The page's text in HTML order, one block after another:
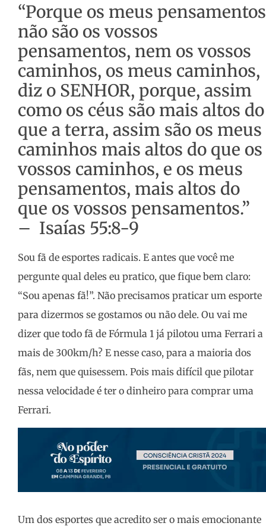
“Porque os meus pensamentos
não são os vossos
pensamentos, nem os vossos
caminhos, os meus caminhos,
diz o SENHOR, porque, assim
como os céus são mais altos do
que a terra, assim são os meus
caminhos mais altos do que os
vossos caminhos, e os meus
pensamentos, mais altos do
que os vossos pensamentos.”
– Isaías 55:8-9
Sou fã de esportes radicais. E antes que você me
pergunte qual deles eu pratico, que fique bem claro:
“Sou apenas fã!”. Não precisamos praticar um esporte
para dizermos se gostamos ou não dele. Ou vai me
dizer que todo fã de Fórmula 1 já pilotou uma Ferrari a
mais de 300km/h? E nesse caso, para a maioria dos
fãs, nem que quisessem. Pois mais difícil que pilotar
nessa velocidade é ter o dinheiro para comprar uma
Ferrari.
Um dos esportes que acredito ser o mais emocionante